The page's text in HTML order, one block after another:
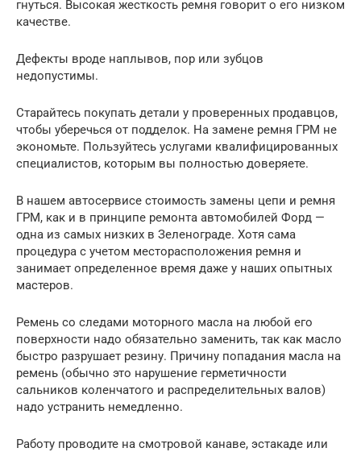
гнуться. Высокая жесткость ремня говорит о его низком
качестве.
Дефекты вроде наплывов, пор или зубцов
недопустимы.
Старайтесь покупать детали у проверенных продавцов,
чтобы уберечься от подделок. На замене ремня ГРМ не
экономьте. Пользуйтесь услугами квалифицированных
специалистов, которым вы полностью доверяете.
В нашем автосервисе стоимость замены цепи и ремня
ГРМ, как и в принципе ремонта автомобилей Форд —
одна из самых низких в Зеленограде. Хотя сама
процедура с учетом месторасположения ремня и
занимает определенное время даже у наших опытных
мастеров.
Ремень со следами моторного масла на любой его
поверхности надо обязательно заменить, так как масло
быстро разрушает резину. Причину попадания масла на
ремень (обычно это нарушение герметичности
сальников коленчатого и распределительных валов)
надо устранить немедленно.
Работу проводите на смотровой канаве, эстакаде или